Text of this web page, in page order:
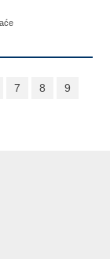
7 8
9